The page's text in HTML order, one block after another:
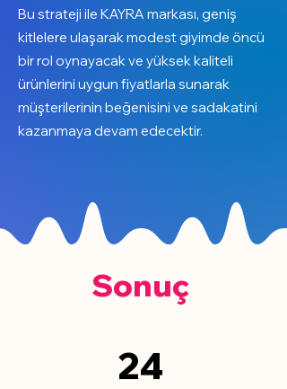
Bu strateji ile KAYRA markası, geniş
kitlelere ulaşarak modest giyimde öncü
bir rol oynayacak ve yüksek kaliteli
ürünlerini uygun fiyatlarla sunarak
müşterilerinin beğenisini ve sadakatini
kazanmaya devam edecektir.
Sonuç
24